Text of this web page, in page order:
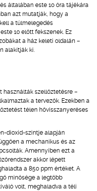
általában este 10 óra tájékára
azt mutatják, hogy a
a túlmelegedés
10 előtt fekszenek. Ez
a ház keleti oldalán –
alakítják ki.
használták szellőztetésre –
a tervezők. Ezekben a
télen hővisszanyeréses
dioxid-szintje alapján
a mechanikus és az
Amennyiben ezt a
akkor lépett
a 850 ppm értéket. A
minősége a legtöbb
volt, meghaladva a téli